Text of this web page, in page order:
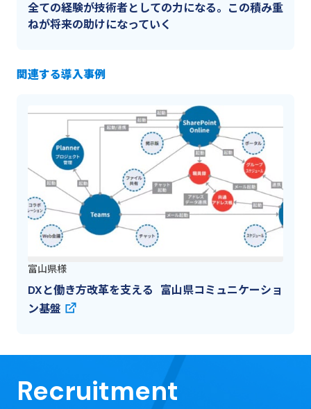
全ての経験が技術者としての力になる。この積み重
ねが将来の助けになっていく
関連する導入事例
富山県様
DXと働き方改革を支える 富山県コミュニケーショ
ン基盤
Recruitment